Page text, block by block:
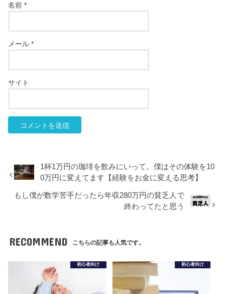
名前*
メール*
サイト
1杯1万円の珈琲を飲みにいって。僕はその体験を10
0万円に変えてます【経験をお金に変える思考】
もし僕が数学苦手だったら年収280万円の貧乏人で
終わってたと思う
RECOMMEND こちらの記事も人気です。
初心者向け 初心者向け